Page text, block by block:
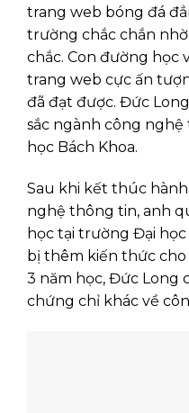
trang web bóng đá
trường chắc chắn
chắc. Con đường học
trang web cực ấn
đã đạt được. Đức
sắc ngành công
học Bách Khoa.
Sau khi kết thúc
nghệ thông tin, anh
học tại trường Đại
bị thêm kiến thức
3 năm học, Đức Long
chứng chỉ khác về